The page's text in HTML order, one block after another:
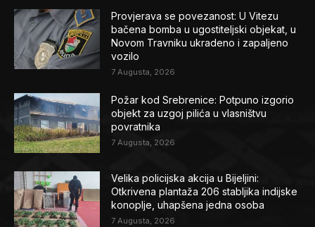
Provjerava se povezanost: U Vitezu
bačena bomba u ugostiteljski objekat, u
Novom Travniku ukradeno i zapaljeno
vozilo
7 Augusta, 2026
Požar kod Srebrenice: Potpuno izgorio
objekt za uzgoj pilića u vlasništvu
povratnika
7 Augusta, 2026
Velika policijska akcija u Bijeljini:
Otkrivena plantaža 206 stabljika indijske
konoplje, uhapšena jedna osoba
7 Augusta, 2026